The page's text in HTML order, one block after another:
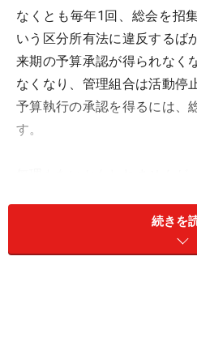
なくとも毎年1回、総会を招
いう区分所有法に違反するば
来期の予算承認が得られなく
なくなり、管理組合は活動停
予算執行の承認を得るには、
す。
ション管理において、総会は
り、快適なマンションライフ
続きを